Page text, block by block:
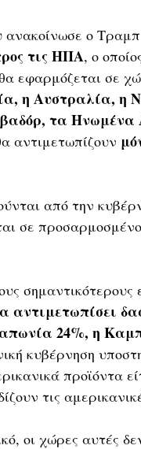
ανακοίνωσε ο
τις ΗΠΑ, ο
εφαρμόζεται σε
η Αυστραλία, η
τα
αντιμετωπίζουν
από την
σε
αντιμετωπίσει
24%, η
κυβέρνηση
προϊόντα
τις
οι χώρες αυτές